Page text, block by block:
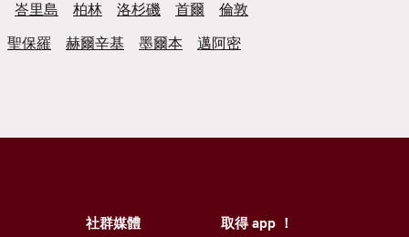
峇里島 柏林 洛杉磯 首爾
倫敦
聖保羅
赫爾辛基 墨爾本 邁阿密
社群媒體 取得 app ！